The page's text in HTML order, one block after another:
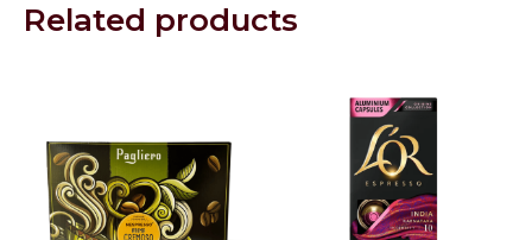
Related products